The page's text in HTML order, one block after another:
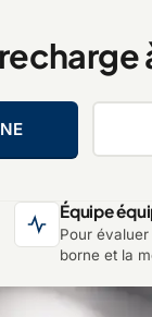
Équipe
Pour
borne et la